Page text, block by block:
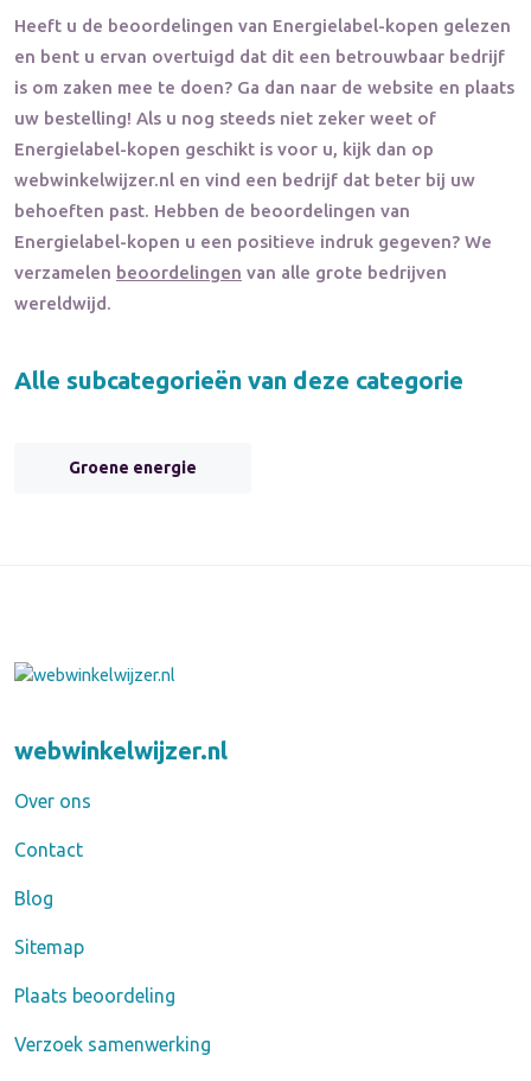
Heeft u de beoordelingen van Energielabel-kopen gelezen
en bent u ervan overtuigd dat dit een betrouwbaar bedrijf
is om zaken mee te doen? Ga dan naar de website en plaats
uw bestelling! Als u nog steeds niet zeker weet of
Energielabel-kopen geschikt is voor u, kijk dan op
webwinkelwijzer.nl en vind een bedrijf dat beter bij uw
behoeften past. Hebben de beoordelingen van
Energielabel-kopen u een positieve indruk gegeven? We
verzamelen beoordelingen van alle grote bedrijven
wereldwijd.
Alle subcategorieën van deze categorie
Groene energie
webwinkelwijzer.nl
Over ons
Contact
Blog
Sitemap
Plaats beoordeling
Verzoek samenwerking